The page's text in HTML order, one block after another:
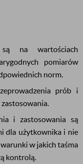
na wartościach
pomiarów
norm.
prób i
i zastosowania są
dla użytkownika i nie
w jakich taśma
kontrolą.